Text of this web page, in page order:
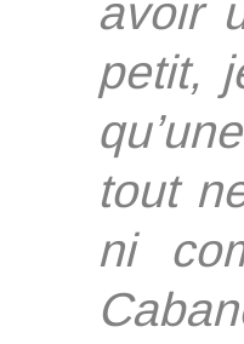
avoir
petit,
tout
ni